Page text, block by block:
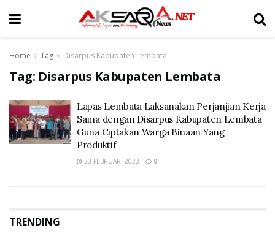
Home Tag Disarpus Kabupaten Lembata
Tag: Disarpus Kabupaten Lembata
Lapas Lembata Laksanakan Perjanjian Kerja
Sama dengan Disarpus Kabupaten Lembata
Guna Ciptakan Warga Binaan Yang
Produktif
23 FEBRUARI 2023 0
TRENDING